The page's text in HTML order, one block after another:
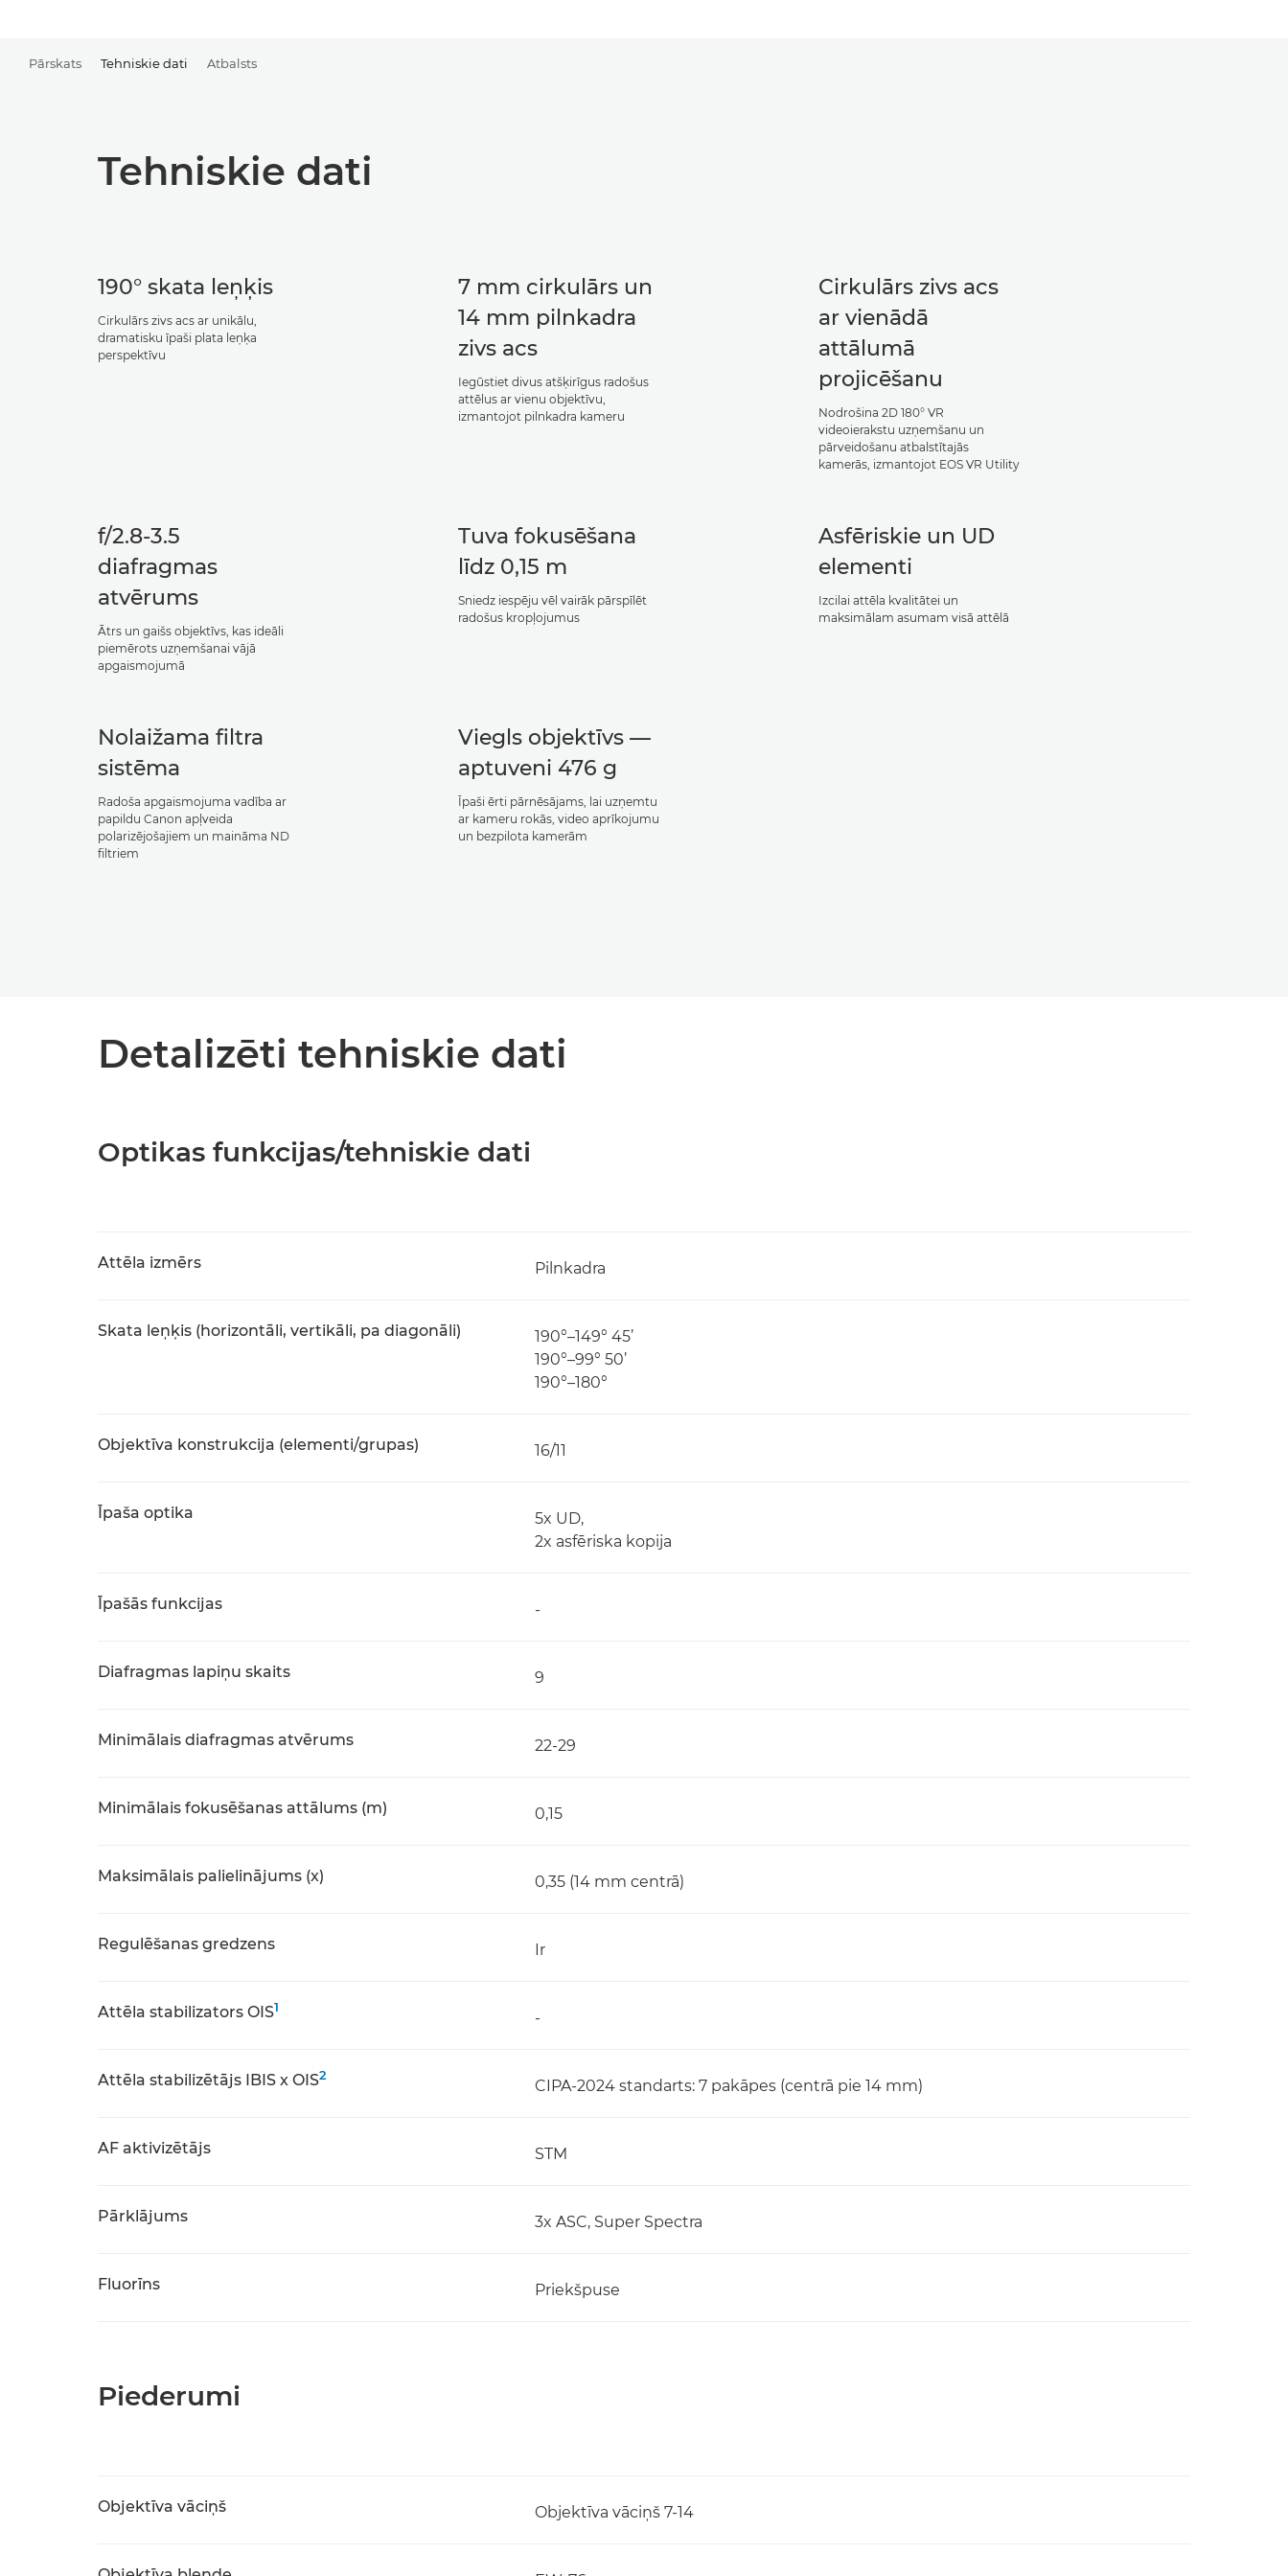
Pārskats Tehniskie dati Atbalsts
Tehniskie dati
190° skata leņķis
Cirkulārs zivs acs ar unikālu,
dramatisku īpaši plata leņķa
perspektīvu
7 mm cirkulārs un
14 mm pilnkadra
zivs acs
Iegūstiet divus atšķirīgus radošus
attēlus ar vienu objektīvu,
izmantojot pilnkadra kameru
Cirkulārs zivs acs
ar vienādā
attālumā
projicēšanu
Nodrošina 2D 180° VR
videoierakstu uzņemšanu un
pārveidošanu atbalstītajās
kamerās, izmantojot EOS VR Utility
f/2.8-3.5
diafragmas
atvērums
Ātrs un gaišs objektīvs, kas ideāli
piemērots uzņemšanai vājā
apgaismojumā
Tuva fokusēšana
līdz 0,15 m
Sniedz iespēju vēl vairāk pārspīlēt
radošus kropļojumus
Asfēriskie un UD
elementi
Izcilai attēla kvalitātei un
maksimālam asumam visā attēlā
Nolaižama filtra
sistēma
Radoša apgaismojuma vadība ar
papildu Canon apļveida
polarizējošajiem un maināma ND
filtriem
Viegls objektīvs —
aptuveni 476 g
Īpaši ērti pārnēsājams, lai uzņemtu
ar kameru rokās, video aprīkojumu
un bezpilota kamerām
Detalizēti tehniskie dati
Optikas funkcijas/tehniskie dati
Attēla izmērs Pilnkadra
Skata leņķis (horizontāli, vertikāli, pa diagonāli)
190°–149° 45’
190°–99° 50’
190°–180°
Objektīva konstrukcija (elementi/grupas) 16/11
Īpaša optika
5x UD,
2x asfēriska kopija
Īpašās funkcijas -
Diafragmas lapiņu skaits 9
Minimālais diafragmas atvērums 22-29
Minimālais fokusēšanas attālums (m) 0,15
Maksimālais palielinājums (x) 0,35 (14 mm centrā)
Regulēšanas gredzens Ir
Attēla stabilizators OIS1
-
Attēla stabilizētājs IBIS x OIS2
CIPA-2024 standarts: 7 pakāpes (centrā pie 14 mm)
AF aktivizētājs STM
Pārklājums 3x ASC, Super Spectra
Fluorīns Priekšpuse
Piederumi
Objektīva vāciņš Objektīva vāciņš 7-14